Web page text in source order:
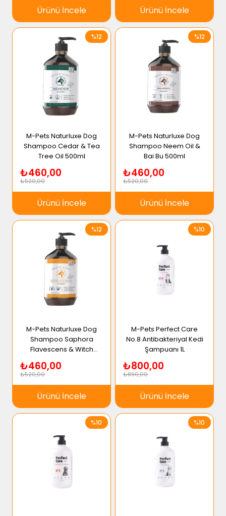
Ürünü İncele Ürünü İncele
M-Pets Naturluxe Dog
Shampoo Cedar & Tea
Tree Oil 500ml
₺460,00
₺520,00
Ürünü İncele
%12
M-Pets Naturluxe Dog
Shampoo Neem Oil &
Bai Bu 500ml
₺460,00
₺520,00
Ürünü İncele
%12
M-Pets Naturluxe Dog
Shampoo Saphora
Flavescens & Witch
₺460,00
₺520,00
Ürünü İncele
%12
M-Pets Perfect Care
No.8 Antibakteriyal Kedi
Şampuanı 1L
₺800,00
₺890,00
Ürünü İncele
%10
%10 %10